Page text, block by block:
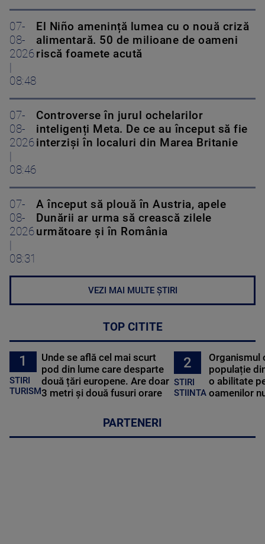
07-
08-
2026
08:48
El Niño amenință lumea cu o nouă criză
alimentară. 50 de milioane de oameni
riscă foamete acută
07-
08-
2026
08:46
Controverse în jurul ochelarilor
inteligenți Meta. De ce au început să fie
interziși în localuri din Marea Britanie
07-
08-
2026
08:31
A început să plouă în Austria, apele
Dunării ar urma să crească zilele
următoare și în România
VEZI MAI MULTE ȘTIRI
TOP CITITE
1
STIRI
TURISM
Unde se află cel mai scurt
pod din lume care desparte
două țări europene. Are doar
3 metri și două fusuri orare
2
STIRI
STIINTA
Organismul
populație
o abilitate
oamenilor
PARTENERI